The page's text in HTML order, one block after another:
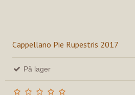
Cappellano Pie Rupestris 2017
På lager